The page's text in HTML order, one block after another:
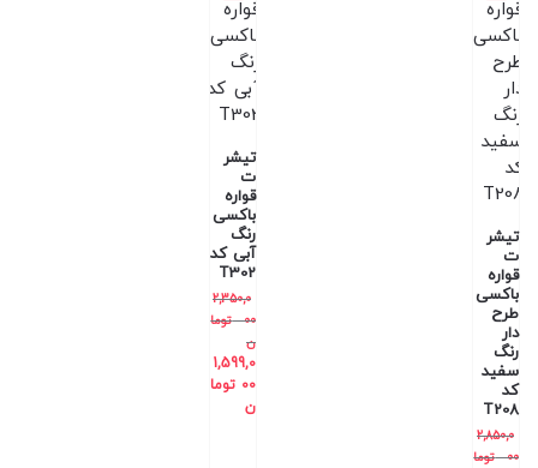
تیشر
ت
قواره
باکسی
طرح
دار
رنگ
سفید
کد
T208
2,850,0
00
توما
تیشر
ت
قواره
باکسی
رنگ
آبی کد
T302
2,350,0
00
توما
ن
1,599,0
00 توما
ن